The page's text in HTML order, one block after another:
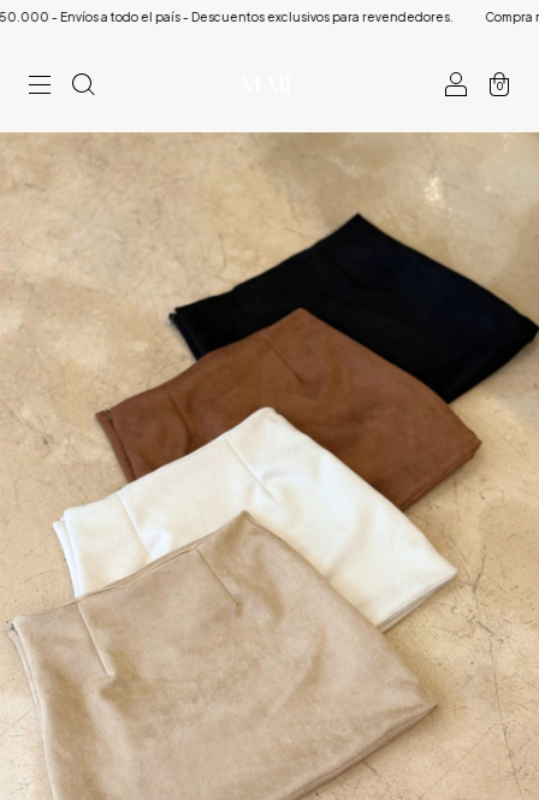
- Envíos a todo el país - Descuentos exclusivos para revendedores. Compra
0